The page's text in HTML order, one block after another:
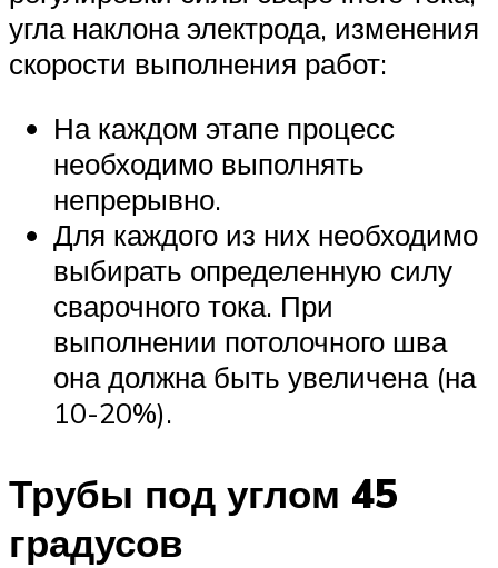
угла наклона электрода, изменения
скорости выполнения работ:
На каждом этапе процесс
необходимо выполнять
непрерывно.
Для каждого из них необходимо
выбирать определенную силу
сварочного тока. При
выполнении потолочного шва
она должна быть увеличена (на
10-20%).
Трубы под углом 45
градусов